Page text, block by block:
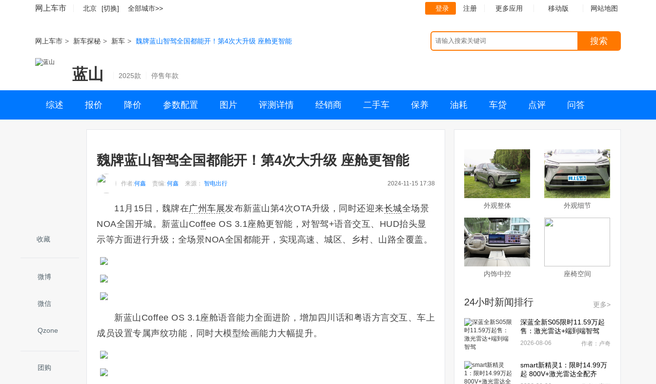
网上车市 北京 [切换] 全部城市>> 登录 注册 更多应用 移动版 网站地图
网上车市 > 新车探秘 > 新车 > 魏牌蓝山智驾全国都能开！第4次大升级 座舱更智能 搜索
蓝山 2025款 停售年款
综述 报价 降价 参数配置 图片 评测详情 经销商 二手车 保养 油耗 车贷 点评 问答
收藏
微博
微信
Qzone
团购
魏牌蓝山智驾全国都能开！第4次大升级 座舱更智能
作者:何鑫 责编: 何鑫 来源： 智电出行 2024-11-15 17:38
11月15日，魏牌在广州车展发布新蓝山第4次OTA升级，同时还迎来长城全场景
NOA全国开城。新蓝山Coffee OS 3.1座舱更智能，对智驾+语音交互、HUD抬头显
示等方面进行升级；全场景NOA全国都能开，实现高速、城区、乡村、山路全覆盖。
新蓝山Coffee OS 3.1座舱语音能力全面进阶，增加四川话和粤语方言交互、车上
成员设置专属声纹功能，同时大模型绘画能力大幅提升。
外观整体 外观细节
内饰中控 座椅空间
24小时新闻排行 更多>
深蓝全新S05限时11.59万起
售：激光雷达+端到端智驾
2026-08-06 作者：卢奇
smart新精灵1：限时14.99万
起 800V+激光雷达全配齐